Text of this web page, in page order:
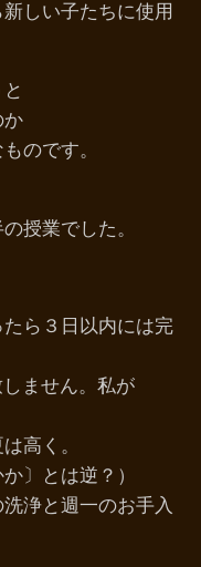
しい子たちに使用
か
のです。
授業でした。
ら３日以内には完
しません。私が
高く。
〕とは逆？）
浄と週一のお手入